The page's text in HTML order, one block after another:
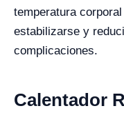
temperatura
estabilizarse y
complicaciones.
Calentador